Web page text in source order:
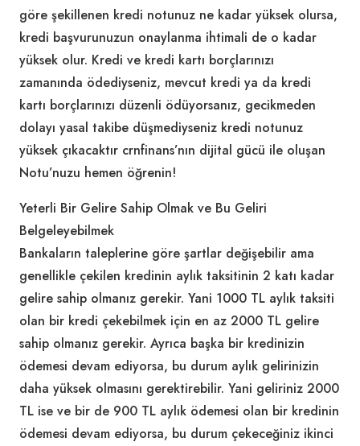
göre şekillenen kredi notunuz ne kadar yüksek olursa,
kredi başvurunuzun onaylanma ihtimali de o kadar
yüksek olur. Kredi ve kredi kartı borçlarınızı
zamanında ödediyseniz, mevcut kredi ya da kredi
kartı borçlarınızı düzenli ödüyorsanız, gecikmeden
dolayı yasal takibe düşmediyseniz kredi notunuz
yüksek çıkacaktır crnfinans’nın dijital gücü ile oluşan
Notu’nuzu hemen öğrenin!
Yeterli Bir Gelire Sahip Olmak ve Bu Geliri
Belgeleyebilmek
Bankaların taleplerine göre şartlar değişebilir ama
genellikle çekilen kredinin aylık taksitinin 2 katı kadar
gelire sahip olmanız gerekir. Yani 1000 TL aylık taksiti
olan bir kredi çekebilmek için en az 2000 TL gelire
sahip olmanız gerekir. Ayrıca başka bir kredinizin
ödemesi devam ediyorsa, bu durum aylık gelirinizin
daha yüksek olmasını gerektirebilir. Yani geliriniz 2000
TL ise ve bir de 900 TL aylık ödemesi olan bir kredinin
ödemesi devam ediyorsa, bu durum çekeceğiniz ikinci